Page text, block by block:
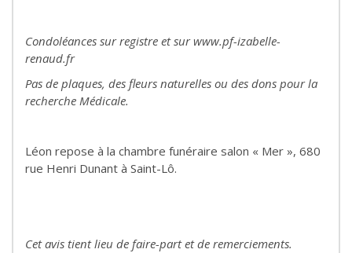
Condoléances sur registre et sur www.pf-izabelle-
renaud.fr
Pas de plaques, des fleurs naturelles ou des dons pour la
recherche Médicale.
Léon repose à la chambre funéraire salon « Mer », 680
rue Henri Dunant à Saint-Lô.
Cet avis tient lieu de faire-part et de remerciements.